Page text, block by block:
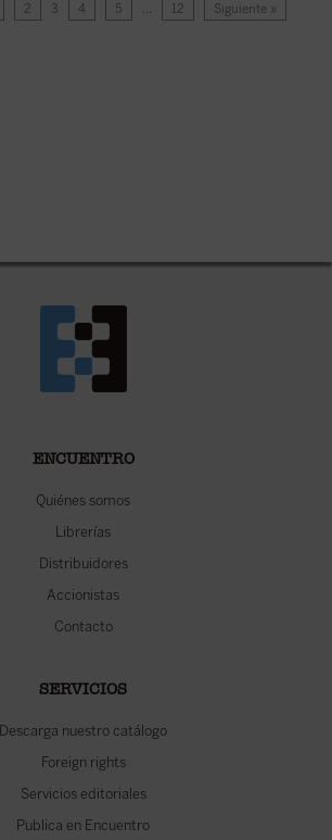
2 3 4 5 … 12 Siguiente »
ENCUENTRO
Quiénes somos
Librerías
Distribuidores
Accionistas
Contacto
SERVICIOS
Descarga nuestro catálogo
Foreign rights
Servicios editoriales
Publica en Encuentro